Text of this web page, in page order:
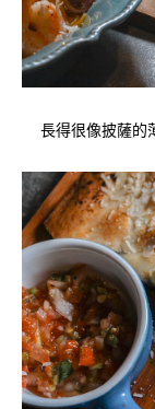
長得很像披薩的